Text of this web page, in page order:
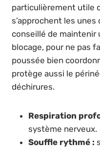
particulièrement utile
s’approchent les
conseillé de maintenir
blocage, pour ne pas
poussée bien
protège aussi le
déchirures.
Respiration
système nerveux.
Souffle rythmé :